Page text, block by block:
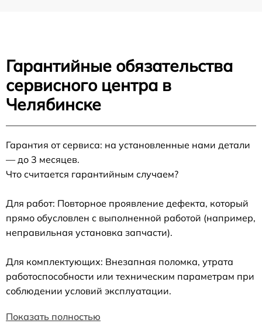
Гарантийные обязательства
сервисного центра в
Челябинске
Гарантия от сервиса: на установленные нами детали
— до 3 месяцев.
Что считается гарантийным случаем?
Для работ: Повторное проявление дефекта, который
прямо обусловлен с выполненной работой (например,
неправильная установка запчасти).
Для комплектующих: Внезапная поломка, утрата
работоспособности или техническим параметрам при
соблюдении условий эксплуатации.
Показать полностью